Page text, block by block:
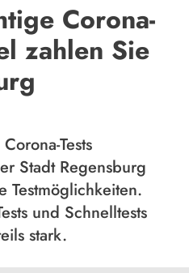
Corona-
zahlen Sie
Tests
Stadt Regensburg
Testmöglichkeiten.
und Schnelltests
stark.